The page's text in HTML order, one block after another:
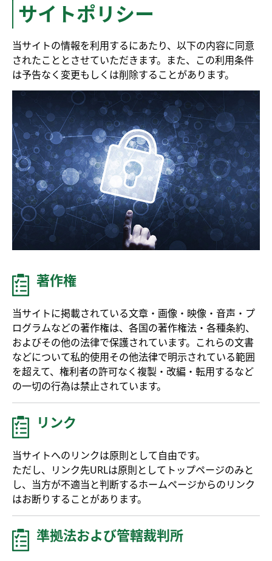
サイトポリシー
当サイトの情報を利用するにあたり、以下の内容に同意
されたこととさせていただきます。また、この利用条件
は予告なく変更もしくは削除することがあります。
著作権
当サイトに掲載されている文章・画像・映像・音声・プ
ログラムなどの著作権は、各国の著作権法・各種条約、
およびその他の法律で保護されています。これらの文書
などについて私的使用その他法律で明示されている範囲
を超えて、権利者の許可なく複製・改編・転用するなど
の一切の行為は禁止されています。
リンク
当サイトへのリンクは原則として自由です。
ただし、リンク先URLは原則としてトップページのみと
し、当方が不適当と判断するホームページからのリンク
はお断りすることがあります。
準拠法および管轄裁判所